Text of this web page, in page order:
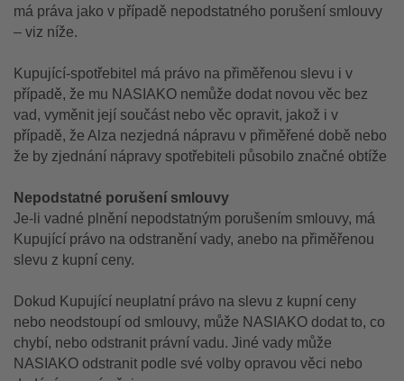
má práva jako v případě nepodstatného porušení smlouvy
– viz níže.
Kupující-spotřebitel má právo na přiměřenou slevu i v
případě, že mu NASIAKO nemůže dodat novou věc bez
vad, vyměnit její součást nebo věc opravit, jakož i v
případě, že Alza nezjedná nápravu v přiměřené době nebo
že by zjednání nápravy spotřebiteli působilo značné obtíže
Nepodstatné porušení smlouvy
Je-li vadné plnění nepodstatným porušením smlouvy, má
Kupující právo na odstranění vady, anebo na přiměřenou
slevu z kupní ceny.
Dokud Kupující neuplatní právo na slevu z kupní ceny
nebo neodstoupí od smlouvy, může NASIAKO dodat to, co
chybí, nebo odstranit právní vadu. Jiné vady může
NASIAKO odstranit podle své volby opravou věci nebo